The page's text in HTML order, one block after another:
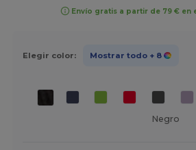
Envío gratis a partir de 79 € en
Elegir color: Mostrar todo + 8
Negro